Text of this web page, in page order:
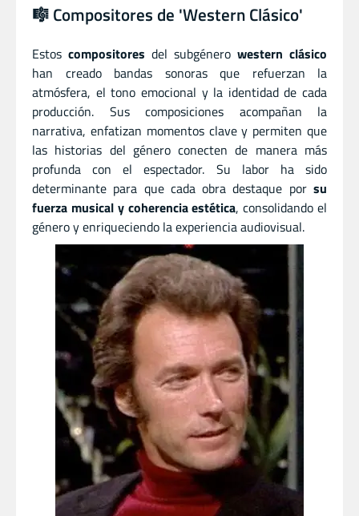
🎼️ Compositores de 'Western Clásico'
Estos compositores del subgénero western clásico
han creado bandas sonoras que refuerzan la
atmósfera, el tono emocional y la identidad de cada
producción. Sus composiciones acompañan la
narrativa, enfatizan momentos clave y permiten que
las historias del género conecten de manera más
profunda con el espectador. Su labor ha sido
determinante para que cada obra destaque por su
fuerza musical y coherencia estética, consolidando el
género y enriqueciendo la experiencia audiovisual.